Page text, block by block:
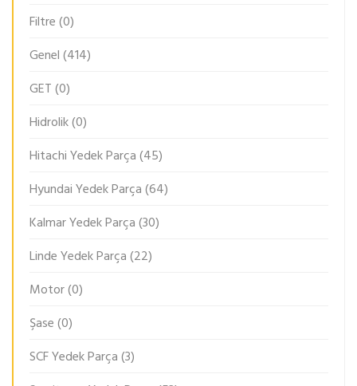
Filtre(0)
Genel(414)
GET(0)
Hidrolik(0)
Hitachi Yedek Parça(45)
Hyundai Yedek Parça(64)
Kalmar Yedek Parça(30)
Linde Yedek Parça(22)
Motor(0)
Şase(0)
SCF Yedek Parça(3)